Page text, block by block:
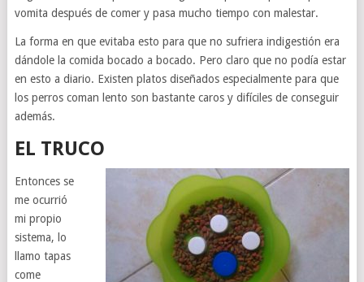
vomita después de comer y pasa mucho tiempo con malestar.
La forma en que evitaba esto para que no sufriera indigestión era
dándole la comida bocado a bocado. Pero claro que no podía estar
en esto a diario. Existen platos diseñados especialmente para que
los perros coman lento son bastante caros y difíciles de conseguir
además.
EL TRUCO
Entonces se
me ocurrió
mi propio
sistema, lo
llamo tapas
come